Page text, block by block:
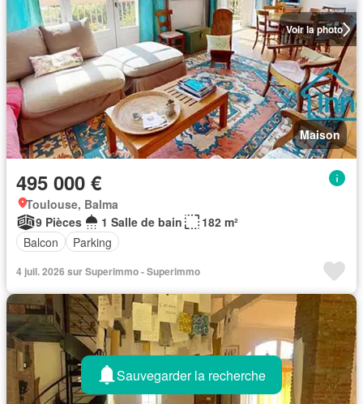
Voir la photo
Maison
495 000 €
Toulouse, Balma
9 Pièces
1 Salle de bain
182 m²
Balcon
Parking
4 juil. 2026 sur Superimmo - Superimmo
Sauvegarder la recherche